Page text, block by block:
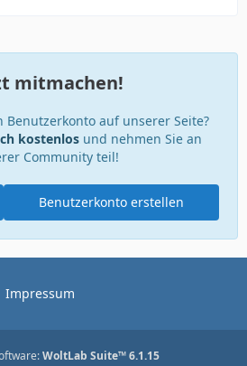
mitmachen!
Benutzerkonto auf unserer Seite?
kostenlosund nehmen Sie an
Community teil!
Benutzerkonto erstellen
Impressum
WoltLab Suite™ 6.1.15